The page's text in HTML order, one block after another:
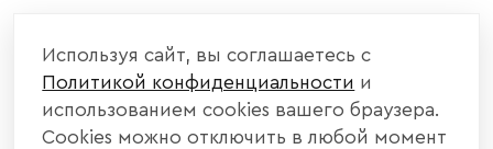
Используя сайт, вы соглашаетесь с
Политикой конфиденциальности и
использованием cookies вашего браузера.
Cookies можно отключить в любой момент